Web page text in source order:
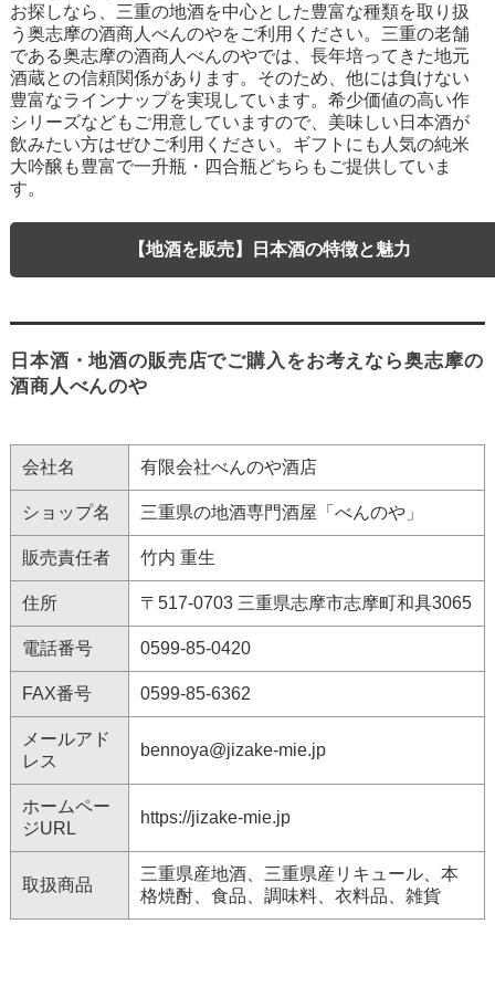
お探しなら、三重の地酒を中心とした豊富な種類を取り扱
う奥志摩の酒商人べんのやをご利用ください。三重の老舗
である奥志摩の酒商人べんのやでは、長年培ってきた地元
酒蔵との信頼関係があります。そのため、他には負けない
豊富なラインナップを実現しています。希少価値の高い作
シリーズなどもご用意していますので、美味しい日本酒が
飲みたい方はぜひご利用ください。ギフトにも人気の純米
大吟醸も豊富で一升瓶・四合瓶どちらもご提供していま
す。
【地酒を販売】日本酒の特徴と魅力
日本酒・地酒の販売店でご購入をお考えなら奥志摩の
酒商人べんのや
会社名 有限会社べんのや酒店
ショップ名 三重県の地酒専門酒屋「べんのや」
販売責任者 竹内 重生
住所 〒517-0703 三重県志摩市志摩町和具3065
電話番号 0599-85-0420
FAX番号 0599-85-6362
メールアド
レス
bennoya@jizake-mie.jp
ホームペー
ジURL
https://jizake-mie.jp
取扱商品
三重県産地酒、三重県産リキュール、本
格焼酎、食品、調味料、衣料品、雑貨